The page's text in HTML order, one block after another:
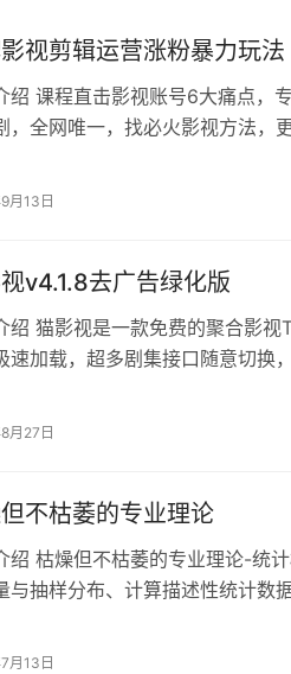
视剪辑运营涨粉暴力玩法
绍 课程直击影视账号6大痛点，
，全网唯一，找必火影视方法，
月13日
v4.1.8去广告绿化版
绍 猫影视是一款免费的聚合影
速加载，超多剧集接口随意切换
月27日
不枯萎的专业理论
绍 枯燥但不枯萎的专业理论-统
与抽样分布、计算描述性统计数
月13日